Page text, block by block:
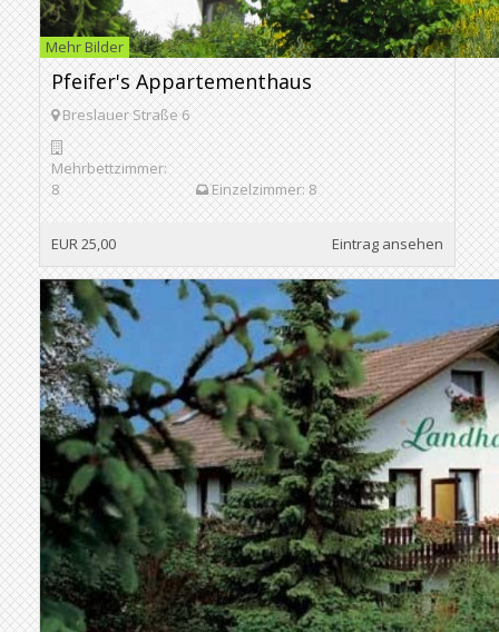
Mehr Bilder
Pfeifer's Appartementhaus
Breslauer Straße 6
Mehrbettzimmer:
8
Einzelzimmer: 8
EUR 25,00 Eintrag ansehen